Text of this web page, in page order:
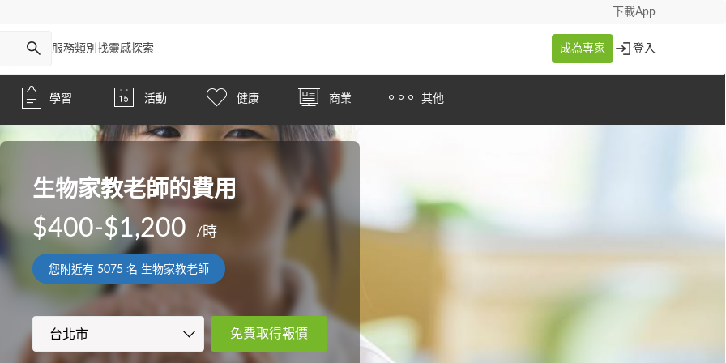
下載App
服務類別 找靈感探索 成為專家 登入
學習 活動 健康 商業 其他
生物家教老師的費用
$400-$1,200 /時
您附近有 5075名 生物家教老師
免費取得報價